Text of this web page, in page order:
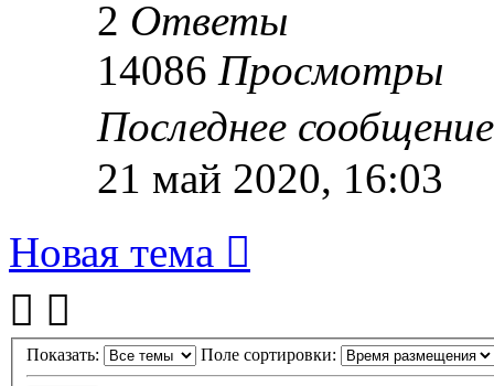
2 Ответы
14086 Просмотры
Последнее
21 май 2020, 16:03
Новая тема
Показать: Поле сортировки: